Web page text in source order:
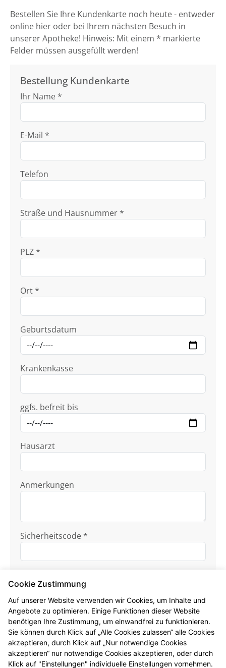
Bestellen Sie Ihre Kundenkarte noch heute - entweder
online hier oder bei Ihrem nächsten Besuch in
unserer Apotheke! Hinweis: Mit einem * markierte
Felder müssen ausgefüllt werden!
Bestellung Kundenkarte
Ihr Name *
E-Mail *
Telefon
Straße und Hausnummer *
PLZ *
Ort *
Geburtsdatum
Krankenkasse
ggfs. befreit bis
Hausarzt
Anmerkungen
Sicherheitscode *
Ich habe dieDatenschutzhinweisezur
Kenntnis genommen.
Formular jetzt absenden
Cookie Zustimmung
Auf unserer Website verwenden wir Cookies, um Inhalte und
Angebote zu optimieren. Einige Funktionen dieser Website
benötigen Ihre Zustimmung, um einwandfrei zu funktionieren.
Sie können durch Klick auf „Alle Cookies zulassen“ alle Cookies
akzeptieren, durch Klick auf „Nur notwendige Cookies
akzeptieren“ nur notwendige Cookies akzeptieren, oder durch
Klick auf "Einstellungen" individuelle Einstellungen vornehmen.